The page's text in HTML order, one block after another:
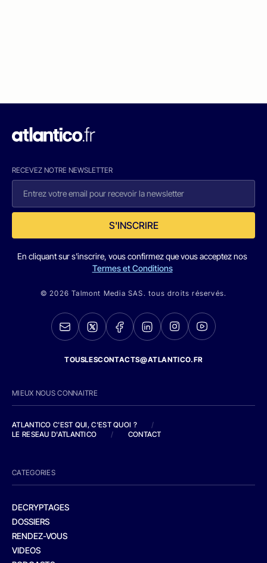
RECEVEZ NOTRE NEWSLETTER
S'INSCRIRE
En cliquant sur s'inscrire, vous confirmez que vous acceptez nos
Termes et Conditions
© 2026 Talmont Media SAS. tous droits réservés.
TOUSLESCONTACTS@ATLANTICO.FR
MIEUX NOUS CONNAITRE
ATLANTICO C'EST QUI, C'EST QUOI ?
/
LE RESEAU D'ATLANTICO
/ CONTACT
CATEGORIES
DECRYPTAGES
DOSSIERS
RENDEZ-VOUS
VIDEOS